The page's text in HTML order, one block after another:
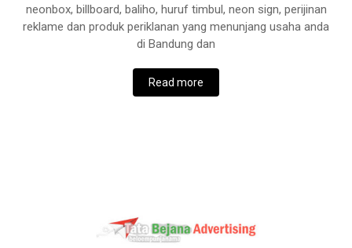
neonbox, billboard, baliho, huruf timbul, neon sign, perijinan
reklame dan produk periklanan yang menunjang usaha anda
di Bandung dan
Read more